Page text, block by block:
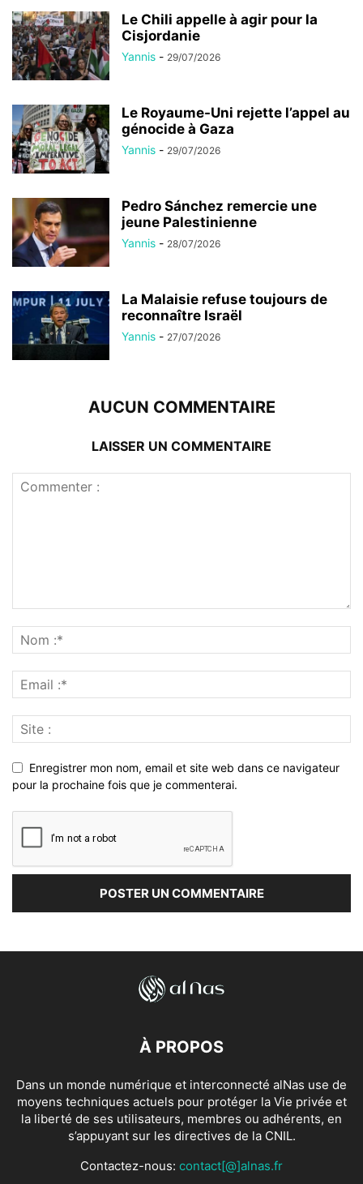
Le Chili appelle à agir pour la
Cisjordanie
Yannis - 29/07/2026
Le Royaume-Uni rejette l’appel au
génocide à Gaza
Yannis - 29/07/2026
Pedro Sánchez remercie une
jeune Palestinienne
Yannis - 28/07/2026
La Malaisie refuse toujours de
reconnaître Israël
Yannis - 27/07/2026
AUCUN COMMENTAIRE
LAISSER UN COMMENTAIRE
Enregistrer mon nom, email et site web dans ce navigateur
pour la prochaine fois que je commenterai.
À PROPOS
Dans un monde numérique et interconnecté alNas use de
moyens techniques actuels pour protéger la Vie privée et
la liberté de ses utilisateurs, membres ou adhérents, en
s’appuyant sur les directives de la CNIL.
Contactez-nous: contact[@]alnas.fr